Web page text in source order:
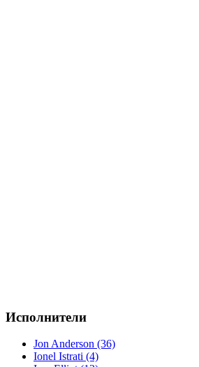
Исполнители
Jon Anderson (36)
Ionel Istrati (4)